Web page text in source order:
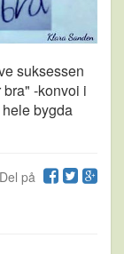
suksessen
-konvoi i
bygda
Del på